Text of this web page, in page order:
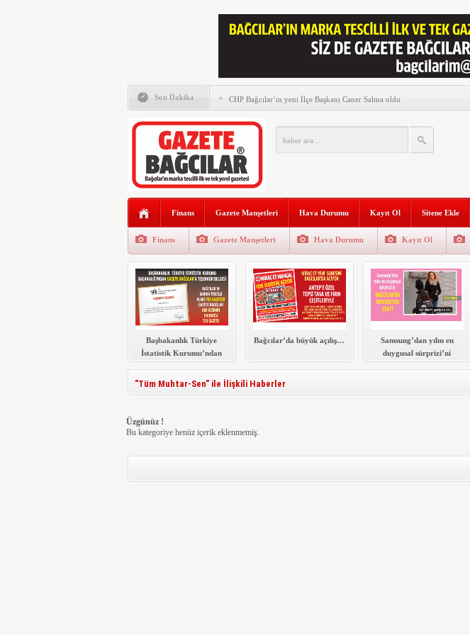
Son Dakika CHP Bağcılar’ın yeni İlçe Başkanı Caner Salma oldu
Murat Kurum Bağcılar’da vatandaşlarla buluştu
Gazete Bağcılar’ın 111. Sayısı Çıktı
Gazze ve şehitler için büyük yürüyüş!
Saadet Partisi Bağcılar’dan Millet Vekil Buluşması…
düzenlenen kermesi ziyaret etti
yılı için pişirildi
Gazete Bağcılar’ın Ekim Sayısı Çıktı
Finans Gazete Manşetleri Hava Durumu Kayıt Ol Sitene Ekle
Finans Gazete Manşetleri Hava Durumu Kayıt Ol
Başbakanlık Türkiye
İstatistik Kurumu’ndan
teşekkür belgesi
Bağcılar’da büyük açılış…
Samsung’dan yılın en
duygusal sürprizi’ni
"Tüm Muhtar-Sen" ile İlişkili Haberler
Üzgünüz !
Bu kategoriye henüz içerik eklenmemiş.